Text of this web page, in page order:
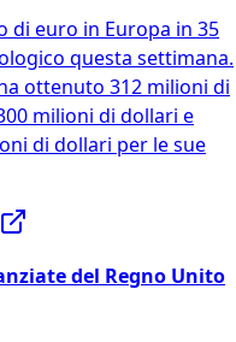
di euro in Europa in 35
questa settimana.
ottenuto 312 milioni di
milioni di dollari e
di dollari per le sue
del Regno Unito